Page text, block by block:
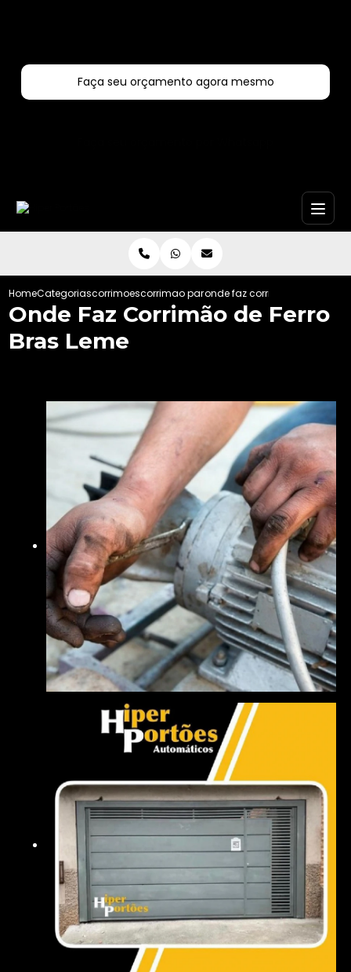
Faça seu orçamento agora mesmo
HomeCategoriascorrimoescorrimao para escadaonde faz corrimao de ferro
Onde Faz Corrimão de Ferro
Bras Leme